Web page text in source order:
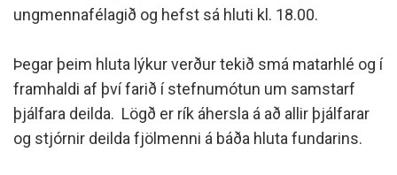
ungmennafélagið og hefst sá hluti kl. 18.00.
Þegar þeim hluta lýkur verður tekið smá matarhlé og í
framhaldi af því farið í stefnumótun um samstarf
þjálfara deilda. Lögð er rík áhersla á að allir þjálfarar
og stjórnir deilda fjölmenni á báða hluta fundarins.